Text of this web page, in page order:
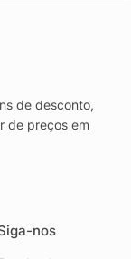
de desconto,
de preços em
nos